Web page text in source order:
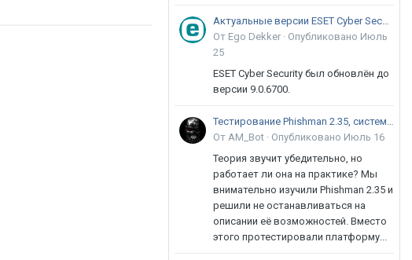
Актуальные версии ESET Cyber Security 9
От Ego Dekker · Опубликовано Июль
25
ESET Cyber Security был обновлён до
версии 9.0.6700.
Тестирование Phishman 2.35, системы повышения осведомлённости пользователей в сфере ИБ
От AM_Bot · Опубликовано Июль 16
Теория звучит убедительно, но
работает ли она на практике? Мы
внимательно изучили Phishman 2.35 и
решили не останавливаться на
описании её возможностей. Вместо
этого протестировали платформу...